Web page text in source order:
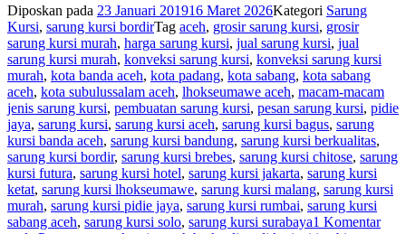
Diposkan pada 23 Januari 201916 Maret 2026Kategori Sarung
Kursi, sarung kursi bordirTag aceh, grosir sarung kursi, grosir
sarung kursi murah, harga sarung kursi, jual sarung kursi, jual
sarung kursi murah, konveksi sarung kursi, konveksi sarung kursi
murah, kota banda aceh, kota padang, kota sabang, kota sabang
aceh, kota subulussalam aceh, lhokseumawe aceh, macam-macam
jenis sarung kursi, pembuatan sarung kursi, pesan sarung kursi, pidie
jaya, sarung kursi, sarung kursi aceh, sarung kursi bagus, sarung
kursi banda aceh, sarung kursi bandung, sarung kursi berkualitas,
sarung kursi bordir, sarung kursi brebes, sarung kursi chitose, sarung
kursi futura, sarung kursi hotel, sarung kursi jakarta, sarung kursi
ketat, sarung kursi lhokseumawe, sarung kursi malang, sarung kursi
murah, sarung kursi pidie jaya, sarung kursi rumbai, sarung kursi
sabang aceh, sarung kursi solo, sarung kursi surabaya1 Komentar